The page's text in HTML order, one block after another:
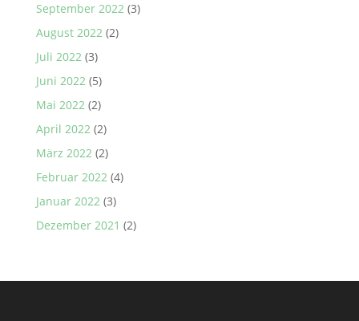
September 2022(3)
August 2022(2)
Juli 2022(3)
Juni 2022(5)
Mai 2022(2)
April 2022(2)
März 2022(2)
Februar 2022(4)
Januar 2022(3)
Dezember 2021 (2)